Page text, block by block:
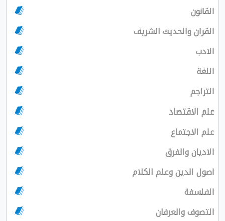
القانون
القران والحديث الشريف
الادب
اللغة
التراجم
علم الاقتصاد
علم الاجتماع
الاديان والفرق
اصول الدين وعلم الكلام
الفلسفة
التصوف والعرفان